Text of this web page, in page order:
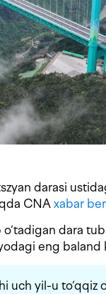
darasi
CNA xabar
dara
eng baland
uch yil-u to‘qqiz